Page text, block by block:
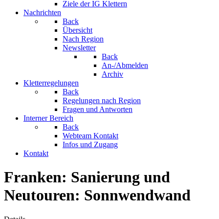
Ziele der IG Klettern
Nachrichten
Back
Übersicht
Nach Region
Newsletter
Back
An-/Abmelden
Archiv
Kletterregelungen
Back
Regelungen nach Region
Fragen und Antworten
Interner Bereich
Back
Webteam Kontakt
Infos und Zugang
Kontakt
Franken: Sanierung und
Neutouren: Sonnwendwand